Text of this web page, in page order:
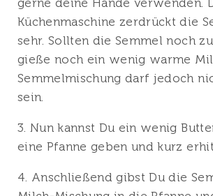
gerne deine Hände verwenden.
Küchenmaschine zerdrückt die
sehr. Sollten die Semmel noch
gieße noch ein wenig warme
Semmelmischung darf jedoch
sein.
3. Nun kannst Du ein wenig
eine Pfanne geben und kurz
4. Anschließend gibst Du die